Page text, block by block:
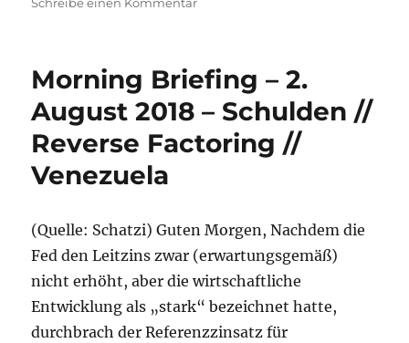
Schreibe einen Kommentar
1.
Februar
2019
–
Brexit
Venezuela
Morning Briefing – 2.
August 2018 – Schulden //
Reverse Factoring //
Venezuela
(Quelle: Schatzi) Guten Morgen, Nachdem die
Fed den Leitzins zwar (erwartungsgemäß)
nicht erhöht, aber die wirtschaftliche
Entwicklung als „stark“ bezeichnet hatte,
durchbrach der Referenzzinsatz für